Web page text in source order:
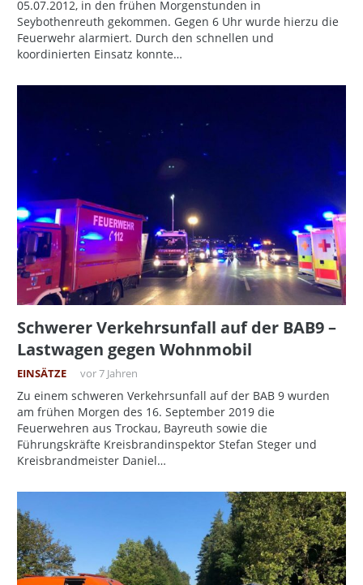
05.07.2012, in den frühen Morgenstunden in
Seybothenreuth gekommen. Gegen 6 Uhr wurde hierzu die
Feuerwehr alarmiert. Durch den schnellen und
koordinierten Einsatz konnte…
Schwerer Verkehrsunfall auf der BAB9 –
Lastwagen gegen Wohnmobil
EINSÄTZE vor 7 Jahren
Zu einem schweren Verkehrsunfall auf der BAB 9 wurden
am frühen Morgen des 16. September 2019 die
Feuerwehren aus Trockau, Bayreuth sowie die
Führungskräfte Kreisbrandinspektor Stefan Steger und
Kreisbrandmeister Daniel…